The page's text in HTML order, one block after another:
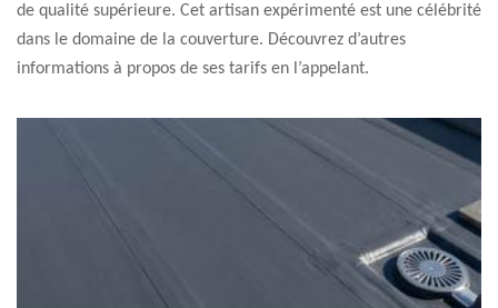
de qualité supérieure. Cet artisan expérimenté est une célébrité
dans le domaine de la couverture. Découvrez d’autres
informations à propos de ses tarifs en l’appelant.